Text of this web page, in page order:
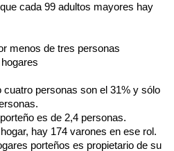
cada 99 adultos mayores hay
menos de tres personas
personas son el 31% y sólo
es de 2,4 personas.
hay 174 varones en ese rol.
porteños es propietario de su